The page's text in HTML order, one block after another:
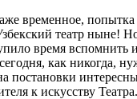
временное, попытка
театр ныне!
время вспомнить
как никогда,
постановки
к искусству